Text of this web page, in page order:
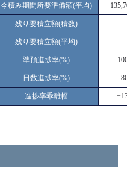
今積み期間所要準備額(平均)
残り要積立額(積数)
残り要積立額(平均)
準預進捗率(%)
日数進捗率(%)
進捗率乖離幅